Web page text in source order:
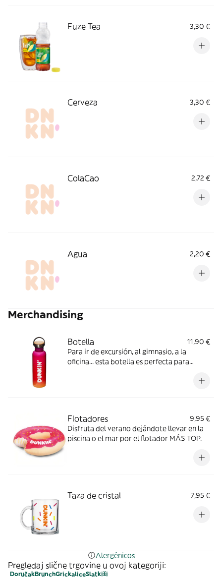
Fuze Tea 3,30 €
Cerveza 3,30 €
ColaCao 2,72 €
Agua 2,20 €
Merchandising
Botella
11,90 €
Para ir de excursión, al gimnasio, a la
oficina... esta botella es perfecta para
Flotadores
9,95 €
Disfruta del verano dejándote llevar en la
piscina o el mar por el flotador MÁS TOP.
Taza de cristal 7,95 €
Alergénicos
Pregledaj slične trgovine u ovoj kategoriji:
DoručakBrunchGrickaliceSlatkiši